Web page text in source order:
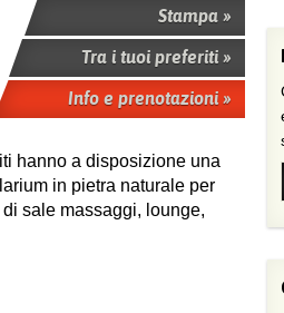
Stampa »
Tra i tuoi preferiti »
Info e prenotazioni »
hanno a disposizione una
in pietra naturale per
sale massaggi, lounge,